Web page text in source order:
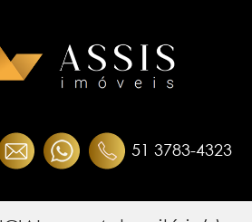
51 3783-4323